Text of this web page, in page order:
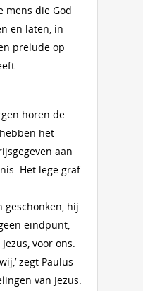
mens die God
en laten, in
prelude op
horen de
het
aan
Het lege graf
geschonken, hij
eindpunt,
voor ons.
zegt Paulus
van Jezus.